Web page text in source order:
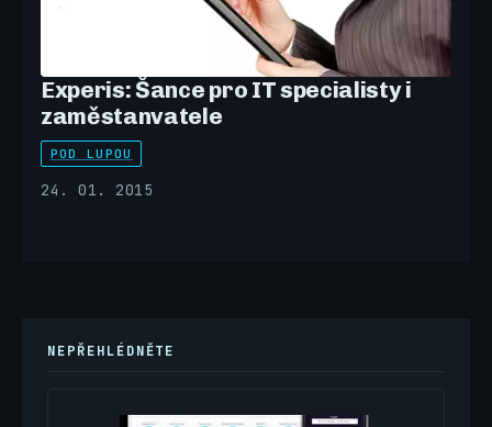
Experis: Šance pro IT specialisty i
zaměstanvatele
POD LUPOU
24. 01. 2015
NEPŘEHLÉDNĚTE